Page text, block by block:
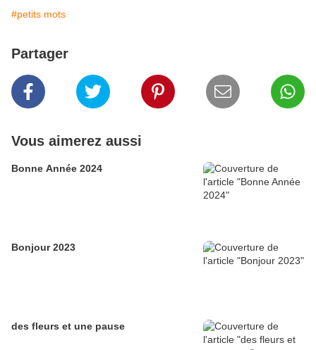
#petits mots
Partager
Vous aimerez aussi
Bonne Année 2024
Bonjour 2023
des fleurs et une pause